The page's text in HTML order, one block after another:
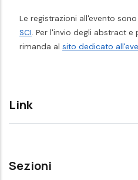
Le registrazioni all'evento
SCI. Per l'invio degli abstract
rimanda al sito dedicato
Link
Sezioni